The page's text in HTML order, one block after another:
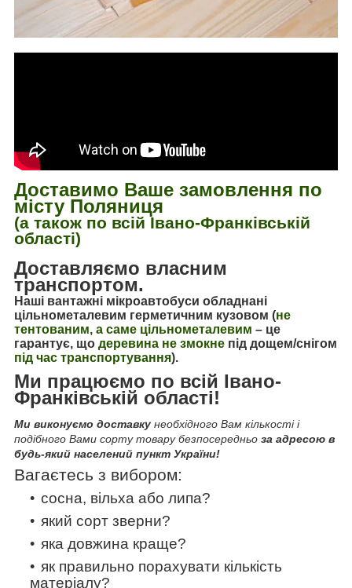
Доставимо Ваше замовлення по
місту Поляниця
(а також по всій Івано-Франківській
області)
Доставляємо власним
транспортом.
Наші вантажні мікроавтобуси обладнані
цільнометалевим герметичним кузовом (не
тентованим, а саме цільнометалевим – це
гарантує, що деревина не змокне під дощем/снігом
під час транспортування).
Ми працюємо по всій Івано-
Франківській області!
Ми виконуємо доставку необхідного Вам кількості і
подібного Вами сорту товару безпосередньо за адресою в
будь-який населений пункт України!
Вагаєтесь з вибором:
сосна, вільха або липа?
який сорт зверни?
яка довжина краще?
як правильно порахувати кількість
матеріалу?